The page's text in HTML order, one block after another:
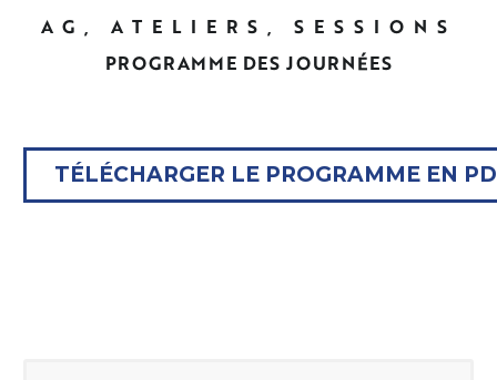
AG, ATELIERS, SESSIONS
PROGRAMME DES JOURNÉES
TÉLÉCHARGER LE PROGRAMME EN